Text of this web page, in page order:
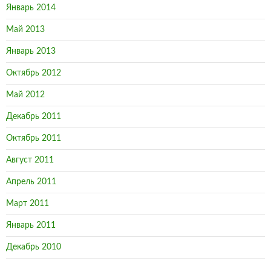
Январь 2014
Май 2013
Январь 2013
Октябрь 2012
Май 2012
Декабрь 2011
Октябрь 2011
Август 2011
Апрель 2011
Март 2011
Январь 2011
Декабрь 2010